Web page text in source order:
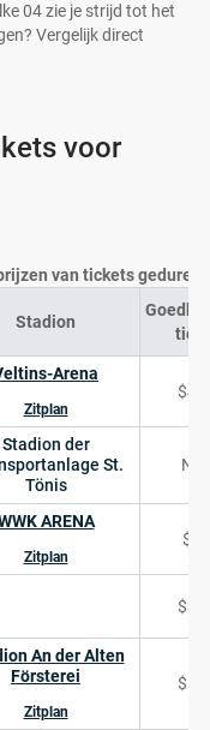
04 zie je strijd tot het
Vergelijk direct
voor
van tickets
Stadion
Arena
Zitplan
Stadion der
St.
Tönis
N/A
ARENA
Zitplan
$48
An der Alten
Försterei
Zitplan